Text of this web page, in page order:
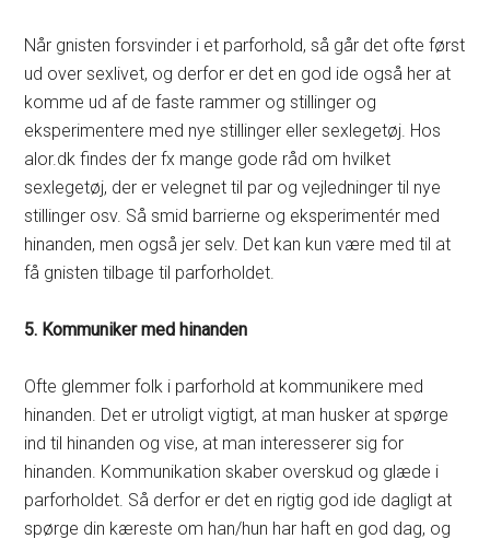
Når gnisten forsvinder i et parforhold, så går det ofte først
ud over sexlivet, og derfor er det en god ide også her at
komme ud af de faste rammer og stillinger og
eksperimentere med nye stillinger eller sexlegetøj. Hos
alor.dk findes der fx mange gode råd om hvilket
sexlegetøj, der er velegnet til par og vejledninger til nye
stillinger osv. Så smid barrierne og eksperimentér med
hinanden, men også jer selv. Det kan kun være med til at
få gnisten tilbage til parforholdet.
5. Kommuniker med hinanden
Ofte glemmer folk i parforhold at kommunikere med
hinanden. Det er utroligt vigtigt, at man husker at spørge
ind til hinanden og vise, at man interesserer sig for
hinanden. Kommunikation skaber overskud og glæde i
parforholdet. Så derfor er det en rigtig god ide dagligt at
spørge din kæreste om han/hun har haft en god dag, og